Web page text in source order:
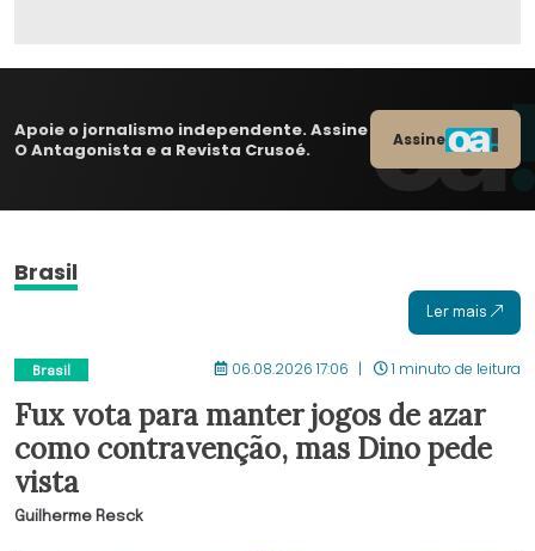
Apoie o jornalismo independente. Assine
O Antagonista e a Revista Crusoé.
Assine
Brasil
Ler mais
Brasil 06.08.2026 17:06 1 minuto de leitura
Fux vota para manter jogos de azar
como contravenção, mas Dino pede
vista
Guilherme Resck